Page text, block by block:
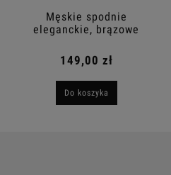
Męskie spodnie
eleganckie, brązowe
149,00 zł
Do koszyka